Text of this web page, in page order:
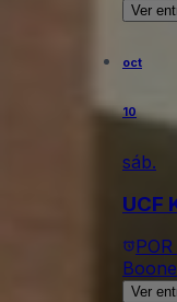
Ver
oct
10
sáb.
UCF
Ver